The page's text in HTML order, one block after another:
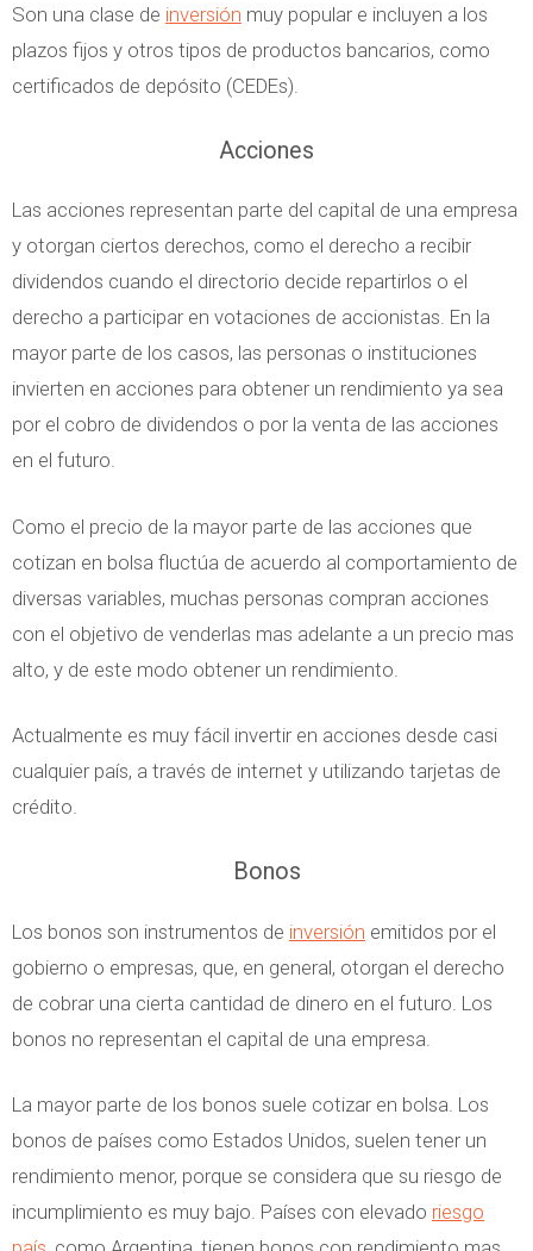
Son una clase de inversión muy popular e incluyen a los
plazos fijos y otros tipos de productos bancarios, como
certificados de depósito (CEDEs).
Acciones
Las acciones representan parte del capital de una empresa
y otorgan ciertos derechos, como el derecho a recibir
dividendos cuando el directorio decide repartirlos o el
derecho a participar en votaciones de accionistas. En la
mayor parte de los casos, las personas o instituciones
invierten en acciones para obtener un rendimiento ya sea
por el cobro de dividendos o por la venta de las acciones
en el futuro.
Como el precio de la mayor parte de las acciones que
cotizan en bolsa fluctúa de acuerdo al comportamiento de
diversas variables, muchas personas compran acciones
con el objetivo de venderlas mas adelante a un precio mas
alto, y de este modo obtener un rendimiento.
Actualmente es muy fácil invertir en acciones desde casi
cualquier país, a través de internet y utilizando tarjetas de
crédito.
Bonos
Los bonos son instrumentos de inversión emitidos por el
gobierno o empresas, que, en general, otorgan el derecho
de cobrar una cierta cantidad de dinero en el futuro. Los
bonos no representan el capital de una empresa.
La mayor parte de los bonos suele cotizar en bolsa. Los
bonos de países como Estados Unidos, suelen tener un
rendimiento menor, porque se considera que su riesgo de
incumplimiento es muy bajo. Países con elevado riesgo